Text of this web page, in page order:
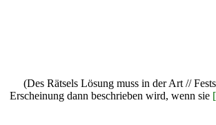
(Des Rätsels Lösung muss in der Art //
Erscheinung dann beschrieben wird, wenn sie [